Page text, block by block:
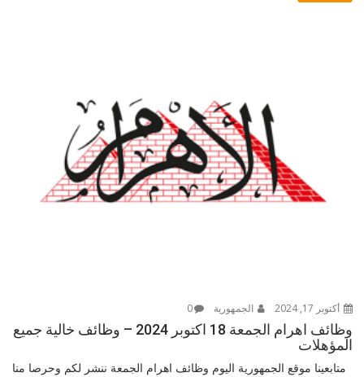
أكتوبر 17, 2024 الجمهورية 0
وظائف اهرام الجمعة 18 اكتوبر 2024 – وظائف خالية جميع
المؤهلات
متابعينا موقع الجمهورية اليوم وظائف اهرام الجمعة ننشر لكم وحرصا منا